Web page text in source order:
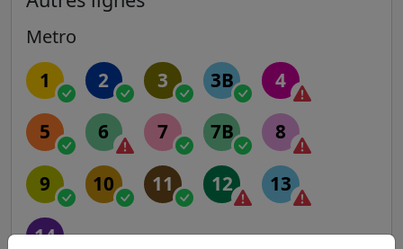
Metro
1 2 3 3B 4
5 6 7 7B 8
9 10 11 12 13
14